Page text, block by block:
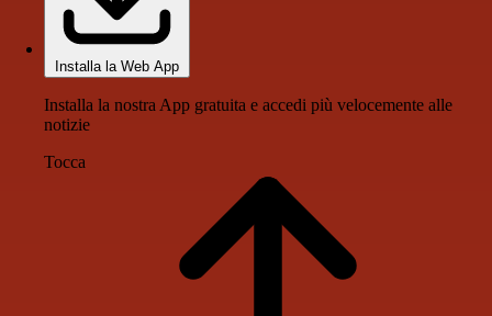
Installa la Web App
Installa la nostra App gratuita e accedi più velocemente alle
notizie
Tocca